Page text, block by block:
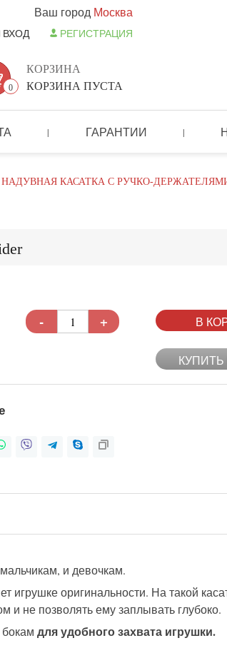
Ваш город Москва
ВХОД РЕГИСТРАЦИЯ
0
КОРЗИНА
КОРЗИНА ПУСТА
| ГАРАНТИИ |
НАДУВНАЯ КАСАТКА С РУЧКO-ДЕРЖАТЕЛЯМИ
- + В
КУПИТЬ
и девочкам.
игрушке оригинальности. На такой
и не позволять ему заплывать глубоко.
для удобного захвата игрушки.